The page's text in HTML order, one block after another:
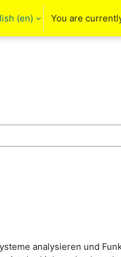
input
‎(en)‎ You are
analysieren und